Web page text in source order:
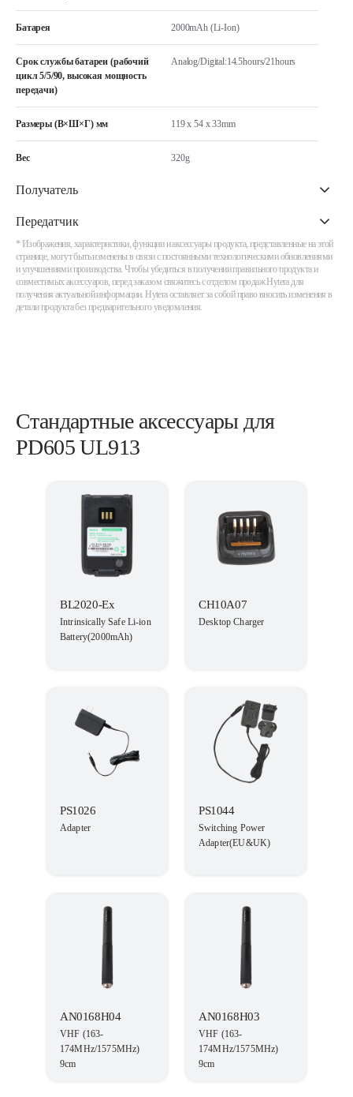
Батарея 2000mAh (Li-Ion)
Срок службы батареи (рабочий
цикл 5/5/90, высокая мощность
передачи)
Analog/Digital:14.5hours/21hours
Размеры (В×Ш×Г) мм 119 x 54 x 33mm
Вес 320g
Получатель
Передатчик
* Изображения, характеристики, функции и аксессуары продукта, представленные на этой
странице, могут быть изменены в связи с постоянными технологическими обновлениями
и улучшениями производства. Чтобы убедиться в получении правильного продукта и
совместимых аксессуаров, перед заказом свяжитесь с отделом продаж Hytera для
получения актуальной информации. Hytera оставляет за собой право вносить изменения в
детали продукта без предварительного уведомления.
Стандартные аксессуары для
PD605 UL913
BL2020-Ex
Intrinsically Safe Li-ion
Battery(2000mAh)
CH10A07
Desktop Charger
PS1026
Adapter
PS1044
Switching Power
Adapter(EU&UK)
AN0168H04
VHF (163-
174MHz/1575MHz)
9cm
AN0168H03
VHF (163-
174MHz/1575MHz)
9cm